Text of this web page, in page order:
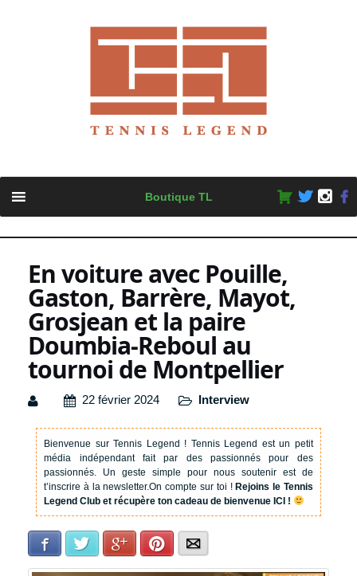
content
Boutique TL
En voiture avec Pouille,
Gaston, Barrère, Mayot,
Grosjean et la paire
Doumbia-Reboul au
tournoi de Montpellier
22 février 2024 Interview
Bienvenue sur Tennis Legend ! Tennis Legend est un petit
média indépendant fait par des passionnés pour des
passionnés. Un geste simple pour nous soutenir est de
t’inscrire à la newsletter.On compte sur toi !Rejoins le Tennis
Legend Club et récupère ton cadeau de bienvenue ICI !
Facebook Twitter Google+Pinterest